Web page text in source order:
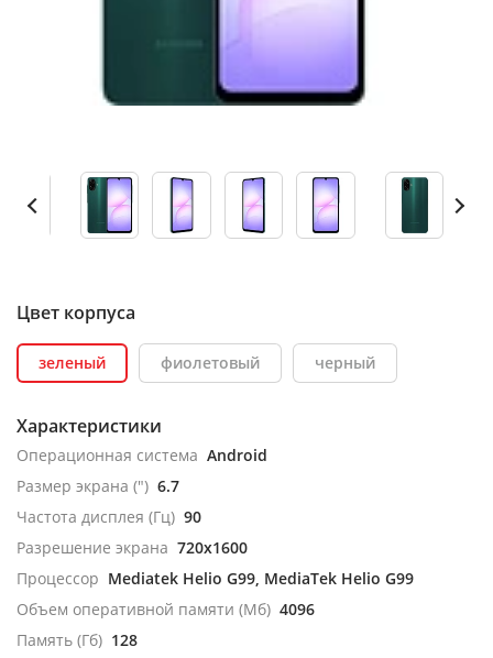
Цвет корпуса
зеленый фиолетовый черный
Характеристики
Операционная система Android
Размер экрана (") 6.7
Частота дисплея (Гц) 90
Разрешение экрана 720x1600
Процессор Mediatek Helio G99, MediaTek Helio G99
Объем оперативной памяти (Мб) 4096
Память (Гб) 128